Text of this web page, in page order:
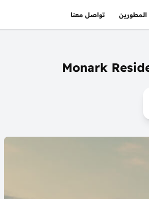
المطورين تواصل معنا